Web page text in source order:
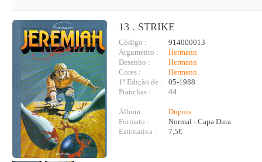
13 . STRIKE
Código :
914000013
Argumento :
Hermann
Desenho :
Hermann
Cores :
Hermann
1ª Edição de :
05-1988
Pranchas :
44
Álbum :
Dupuis
Formato :
Normal - Capa Dura
Estimativa :
7,5€